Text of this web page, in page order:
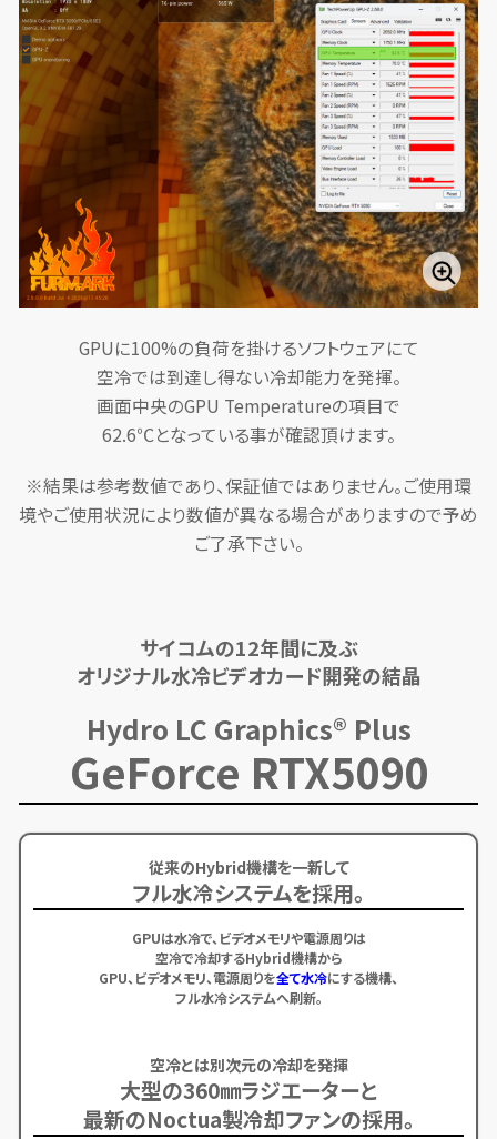
GPUに100%の負荷を掛けるソフトウェアにて
空冷では到達し得ない冷却能力を発揮。
画面中央のGPU Temperatureの項目で
62.6℃となっている事が確認頂けます。
※結果は参考数値であり、保証値ではありません。ご使用環
境やご使用状況により数値が異なる場合がありますので予め
ご了承下さい。
サイコムの12年間に及ぶ
オリジナル水冷ビデオカード開発の結晶
Hydro LC Graphics® Plus
GeForce RTX5090
従来のHybrid機構を一新して
フル水冷システムを採用。
GPUは水冷で、ビデオメモリや電源周りは
空冷で冷却するHybrid機構から
GPU、ビデオメモリ、電源周りを全て水冷にする機構、
フル水冷システムへ刷新。
空冷とは別次元の冷却を発揮
大型の360㎜ラジエーターと
最新のNoctua製冷却ファンの採用。